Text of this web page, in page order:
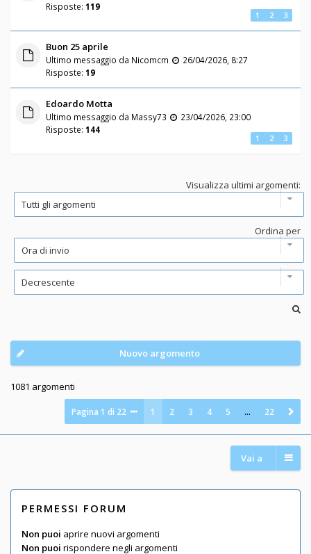
Risposte: 119
1 2 3
Buon 25 aprile
Ultimo messaggio da Nicomcm
26/04/2026, 8:27
Risposte: 19
Edoardo Motta
Ultimo messaggio da Massy73
23/04/2026, 23:00
Risposte: 144
1 2 3
Visualizza ultimi argomenti:
Ordina per
Nuovo argomento
1081 argomenti
Pagina1 di 22 1 2 3 4 5 … 22
Vai a
PERMESSI FORUM
Non puoi aprire nuovi argomenti
Non puoi rispondere negli argomenti